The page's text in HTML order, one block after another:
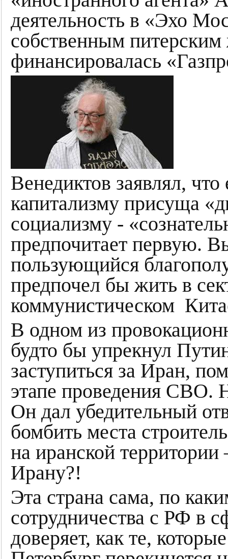
деятельность в «Эхо
собственным
финансировалась
Венедиктов заявлял,
капитализму присуща
социализму -
предпочитает первую.
пользующийся
предпочел бы жить в
коммунистическом
В одном из
будто бы упрекнул
заступиться за Иран,
этапе проведения СВО.
Он дал убедительный
бомбить места
на иранской
Ирану?!
Эта страна сама, по
сотрудничества с РФ в
доверяет, как те,